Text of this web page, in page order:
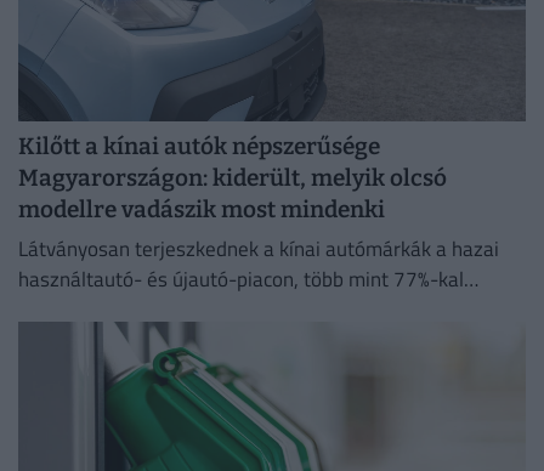
Kilőtt a kínai autók népszerűsége
Magyarországon: kiderült, melyik olcsó
modellre vadászik most mindenki
Látványosan terjeszkednek a kínai autómárkák a hazai
használtautó- és újautó-piacon, több mint 77%-kal
tavalyhoz képest.